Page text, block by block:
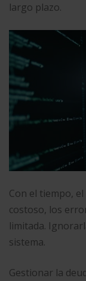
largo plazo.
Con el tiempo,
costoso, los
limitada.
sistema.
Gestionar la